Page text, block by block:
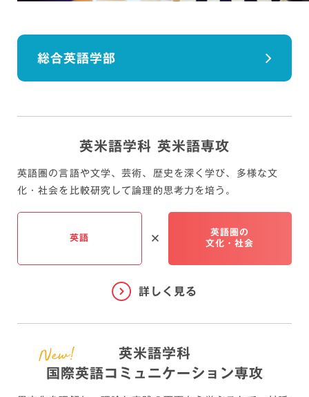
総合英語学部
英米語学科 英米語専攻
英語圏の言語や文学、芸術、歴史を深く学び、
多様な文
化・社会を比較研究して論理的思考力を培う。
英語
英語圏の
文化・社会
英米語学科
国際英語コミュニケーション専攻